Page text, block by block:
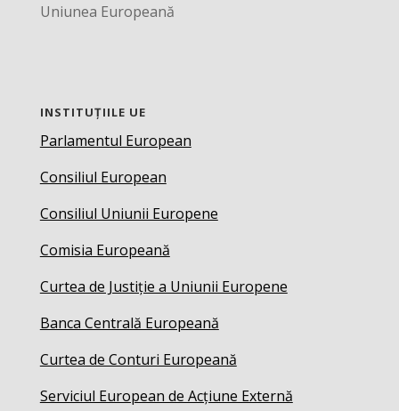
Uniunea Europeană
INSTITUȚIILE UE
Parlamentul European
Consiliul European
Consiliul Uniunii Europene
Comisia Europeană
Curtea de Justiție a Uniunii Europene
Banca Centrală Europeană
Curtea de Conturi Europeană
Serviciul European de Acțiune Externă